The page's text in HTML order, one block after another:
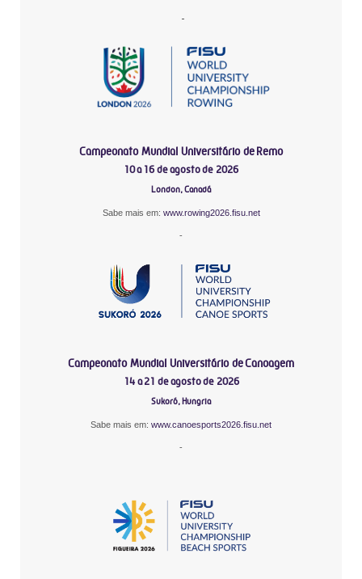
-
Campeonato Mundial Universitário de Remo
10 a 16 de agosto de 2026
London, Canadá
Sabe mais em: www.rowing2026.fisu.net
-
Campeonato Mundial Universitário de Canoagem
14 a 21 de agosto de 2026
Sukoró, Hungria
Sabe mais em: www.canoesports2026.fisu.net
-